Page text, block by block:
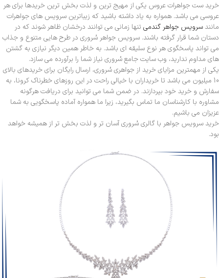
خرید ست جواهرات عروس یکی از مهیج ترین و لذت بخش ترین خریدها برای هر
عروسی می باشد. همواره به یاد داشته باشید که زیباترین سرویس های جواهرات
مانندسرویس جواهر گندمی تنها زمانی می توانند درخشان ظاهر شوند که در
دستان شما قرار گرفته باشند. سرویس جواهر سُروری در طرح هایی متنوع و جذاب
می تواند پاسخگوی هر نوع سلیقه ای باشد. به خاطر همین دیگر نیازی به گشتن
های مداوم ندارید، وب سایت جامع سُروری نیاز شما را برآورده می سازد.
یکی از مهمترین مزایای خرید از جواهری سُروری، ارسال رایگان برای خریدهای بالای
10 میلیون می باشد تا خریداران با خیالی راحت در این روزهای خطرناک کرونا، به
سفارش و خرید خود بپردازند. در ضمن شما می توانید برای دریافت هرگونه
مشاوره با کارشناسان ما تماس بگیرید، زیرا ما همواره آماده پاسخگویی به شما
عزیزان می باشیم.
خرید سرویس جواهر با گالری سُروری آسان تر و لذت بخش تر از همیشه خواهد
بود.